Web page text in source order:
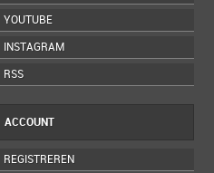
YOUTUBE
INSTAGRAM
RSS
ACCOUNT
REGISTREREN